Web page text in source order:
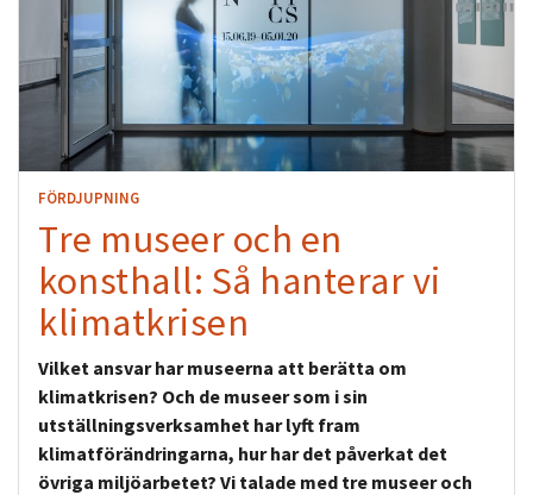
FÖRDJUPNING
Tre museer och en
konsthall: Så hanterar vi
klimatkrisen
Vilket ansvar har museerna att berätta om
klimatkrisen? Och de museer som i sin
utställningsverksamhet har lyft fram
klimatförändringarna, hur har det påverkat det
övriga miljöarbetet? Vi talade med tre museer och